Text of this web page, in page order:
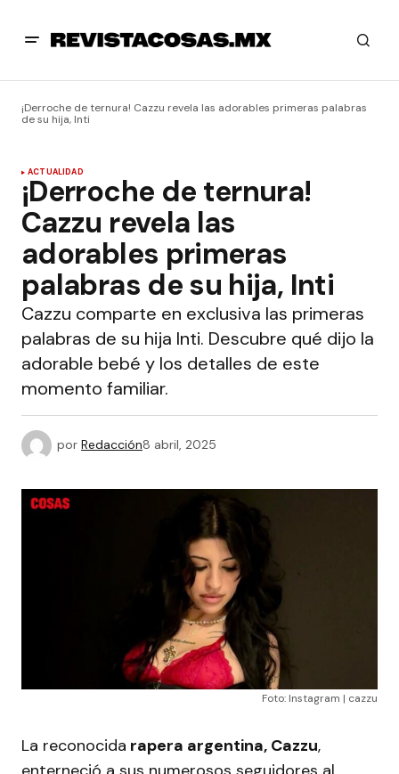
¡Derroche de ternura! Cazzu revela las adorables primeras palabras
de su hija, Inti
ACTUALIDAD
¡Derroche de ternura!
Cazzu revela las
adorables primeras
palabras de su hija, Inti
Cazzu comparte en exclusiva las primeras
palabras de su hija Inti. Descubre qué dijo la
adorable bebé y los detalles de este
momento familiar.
por Redacción8 abril, 2025
Foto: Instagram | cazzu
La reconocida rapera argentina, Cazzu,